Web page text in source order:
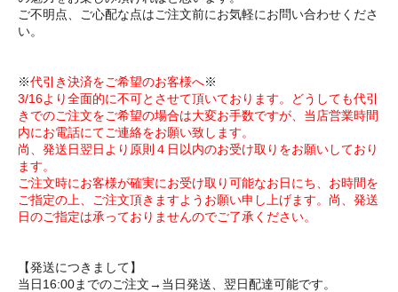
ご不明点、ご心配な点はご注文前にお気軽にお問い合わせくださ
い。
※代引き決済をご希望のお客様へ※
3/16より全面的に不可とさせて頂いております。どうしても代引
きでのご注文をご希望の場合は大変お手数ですが、当店営業時間
内にお電話にてご連絡をお願い致します。
尚、発送日翌日より原則４日以内のお受け取りをお願いしており
ます。
ご注文時にお客様が確実にお受け取り可能なお日にち、お時間を
ご指定の上、ご注文頂きますようお願い申し上げます。尚、発送
日のご指定は承っておりませんのでご了承ください。
【発送につきまして】
当日16:00までのご注文→当日発送、翌日配達可能です。